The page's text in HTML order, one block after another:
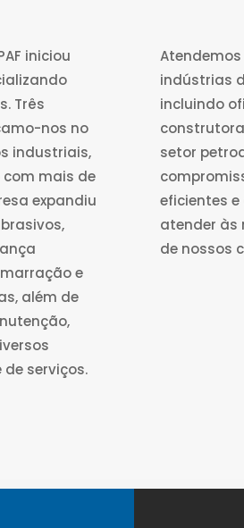
iniciou
Três
nos no
industriais,
mais de
expandiu
e
além de
serviços.
indústrias
incluindo
setor
eficientes
atender às
de nossos